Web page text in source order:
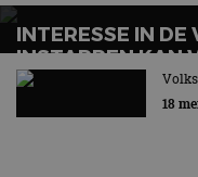
INTERESSE IN DE
INSTAPPEN KAN
EURO
18